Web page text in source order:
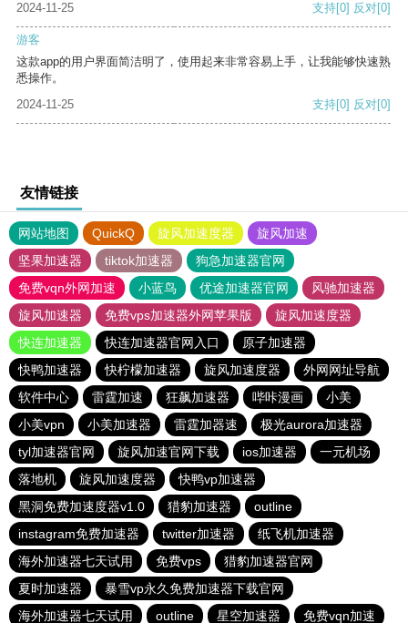
2024-11-25 支持[0] 反对[0]
游客
这款app的用户界面简洁明了，使用起来非常容易上手，让我能够快速熟
悉操作。
2024-11-25
支持[0] 反对[0]
友情链接
网站地图 QuickQ 旋风加速度器
旋风加速
坚果加速器
tiktok加速器
狗急加速器官网
免费vqn外网加速
小蓝鸟 优途加速器官网
风驰加速器
旋风加速器
免费vps加速器外网苹果版
旋风加速度器
快连加速器
快连加速器官网入口
原子加速器
快鸭加速器
快柠檬加速器 旋风加速度器
外网网址导航
软件中心
雷霆加速 狂飙加速器 哔咔漫画
小美
小美vpn
小美加速器 雷霆加器速
极光aurora加速器
tyl加速器官网
旋风加速官网下载 ios加速器
一元机场
落地机
旋风加速度器
快鸭vp加速器
黑洞免费加速度器v1.0
猎豹加速器
outline
instagram免费加速器
twitter加速器
纸飞机加速器
海外加速器七天试用
免费vps
猎豹加速器官网
夏时加速器
暴雪vp永久免费加速器下载官网
海外加速器七天试用
outline 星空加速器 免费vqn加速